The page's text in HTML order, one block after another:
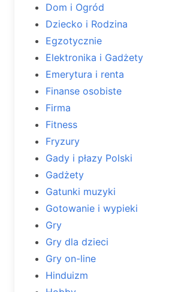
Dom i Ogród
Dziecko i Rodzina
Egzotycznie
Elektronika i Gadżety
Emerytura i renta
Finanse osobiste
Firma
Fitness
Fryzury
Gady i płazy Polski
Gadżety
Gatunki muzyki
Gotowanie i wypieki
Gry
Gry dla dzieci
Gry on-line
Hinduizm